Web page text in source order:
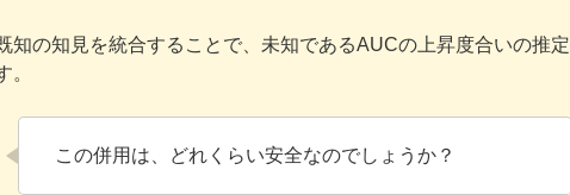
知の知見を統合することで、未知であるAUCの上昇度合いの推定
。
この併用は、どれくらい安全なのでしょうか？